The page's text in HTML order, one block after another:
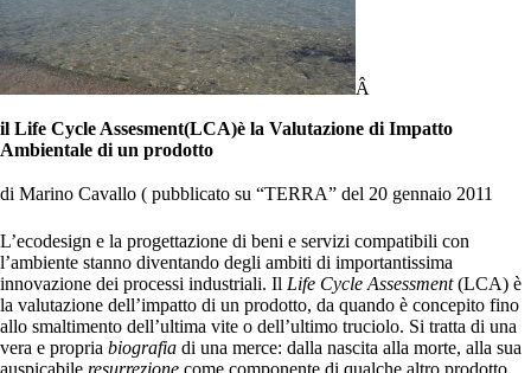
Â
il Life Cycle Assesment(LCA)è la Valutazione di Impatto
Ambientale di un prodotto
di Marino Cavallo ( pubblicato su “TERRA” del 20 gennaio 2011
L’ecodesign e la progettazione di beni e servizi compatibili con
l’ambiente stanno diventando degli ambiti di importantissima
innovazione dei processi industriali. Il Life Cycle Assessment(LCA) è
la valutazione dell’impatto di un prodotto, da quando è concepito fino
allo smaltimento dell’ultima vite o dell’ultimo truciolo. Si tratta di una
vera e propria biografia di una merce: dalla nascita alla morte, alla sua